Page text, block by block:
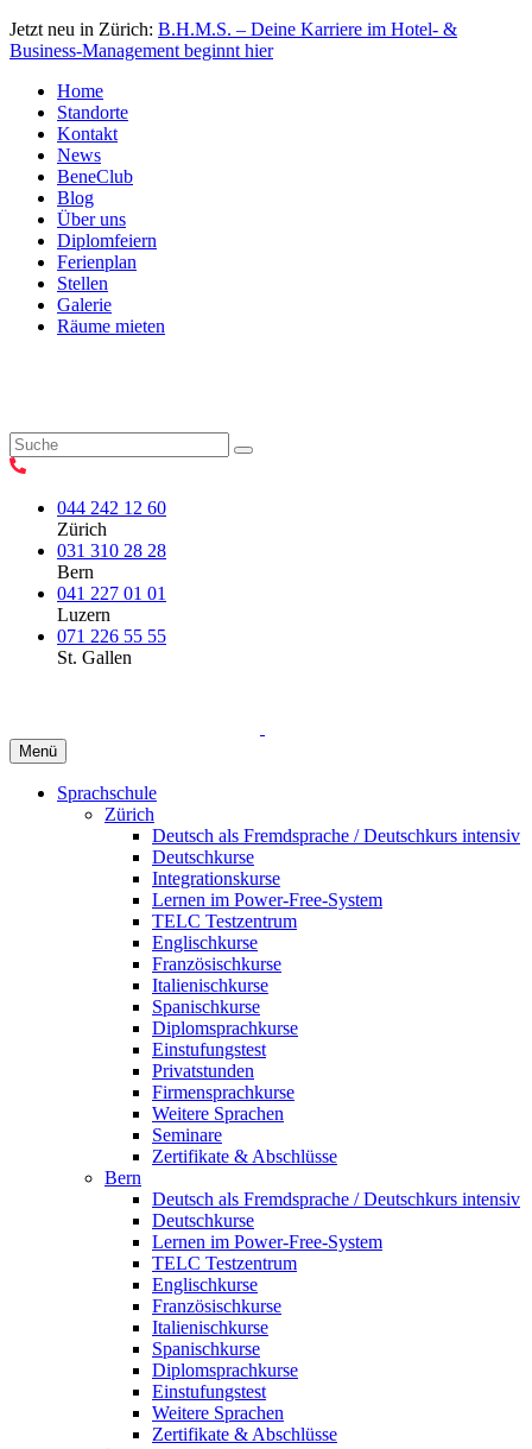
Jetzt neu in Zürich: B.H.M.S. – Deine Karriere im Hotel- &
Business-Management beginnt hier
Home
Standorte
Kontakt
News
BeneClub
Blog
Über uns
Diplomfeiern
Ferienplan
Stellen
Galerie
Räume mieten
044 242 12 60
Zürich
031 310 28 28
Bern
041 227 01 01
Luzern
071 226 55 55
St. Gallen
Menü
Sprachschule
Zürich
Deutsch als Fremdsprache / Deutschkurs intensiv
Deutschkurse
Integrationskurse
Lernen im Power-Free-System
TELC Testzentrum
Englischkurse
Französischkurse
Italienischkurse
Spanischkurse
Diplomsprachkurse
Einstufungstest
Privatstunden
Firmensprachkurse
Weitere Sprachen
Seminare
Zertifikate & Abschlüsse
Bern
Deutsch als Fremdsprache / Deutschkurs intensiv
Deutschkurse
Lernen im Power-Free-System
TELC Testzentrum
Englischkurse
Französischkurse
Italienischkurse
Spanischkurse
Diplomsprachkurse
Einstufungstest
Weitere Sprachen
Zertifikate & Abschlüsse